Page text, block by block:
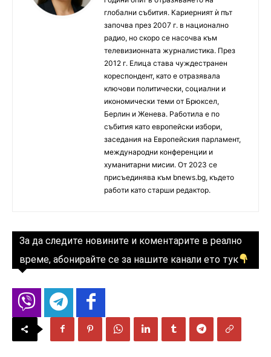
глобални събития. Кариерният ѝ път
започва през 2007 г. в национално
радио, но скоро се насочва към
телевизионната журналистика. През
2012 г. Елица става чуждестранен
кореспондент, като е отразявала
ключови политически, социални и
икономически теми от Брюксел,
Берлин и Женева. Работила е по
събития като европейски избори,
заседания на Европейския парламент,
международни конференции и
хуманитарни мисии. От 2023 се
присъединява към bnews.bg, където
работи като старши редактор.
За да следите новините и коментарите в реално
време, абонирайте се за нашите канали ето тук